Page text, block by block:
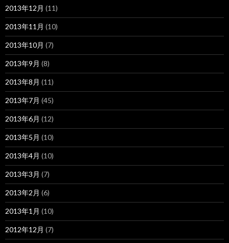
2013年12月 (11)
2013年11月 (10)
2013年10月 (7)
2013年9月 (8)
2013年8月 (11)
2013年7月 (45)
2013年6月 (12)
2013年5月 (10)
2013年4月 (10)
2013年3月 (7)
2013年2月 (6)
2013年1月 (10)
2012年12月 (7)